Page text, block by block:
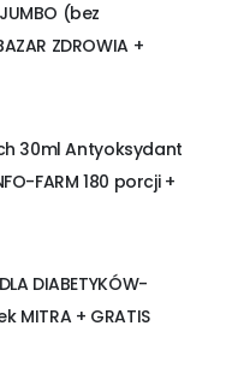
(bez
ZDROWIA +
30ml Antyoksydant
FARM 180 porcji +
DIABETYKÓW-
MITRA + GRATIS